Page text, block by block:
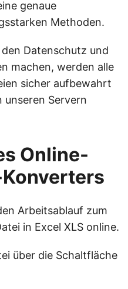
genaue
Methoden.
Datenschutz und
machen, werden alle
sicher aufbewahrt
Servern
Online-
Arbeitsablauf zum
in Excel XLS online.
über die Schaltfläche